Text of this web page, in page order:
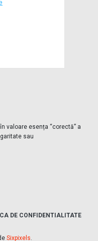
valoare esența “corectă” a
sau
DE CONFIDENTIALITATE
Sixpixels